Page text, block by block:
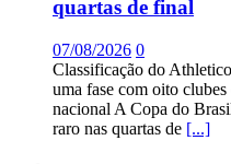
quartas de final
07/08/2026 0
Classificação do
uma fase com oito
nacional A Copa do
raro nas quartas de [...]